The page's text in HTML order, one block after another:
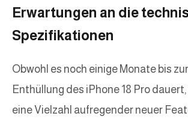
Erwartungen an die
Spezifikationen
Obwohl es noch einige Monate bis
Enthüllung des iPhone 18 Pro
eine Vielzahl aufregender neuer